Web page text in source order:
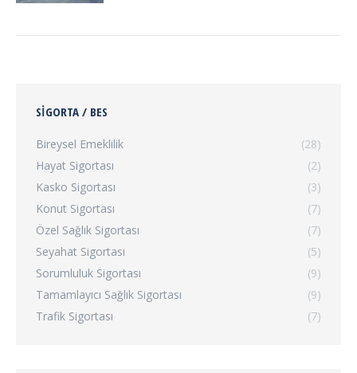
SIGORTA / BES
Bireysel Emeklilik
(28)
Hayat Sigortası
(2)
Kasko Sigortası
(3)
Konut Sigortası
(7)
Özel Sağlık Sigortası
(7)
Seyahat Sigortası
(5)
Sorumluluk Sigortası
(9)
Tamamlayıcı Sağlık Sigortası
(9)
Trafik Sigortası
(7)